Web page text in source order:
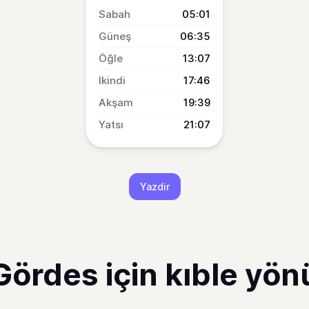
05:01
06:35
13:07
17:46
19:39
21:07
Yazdir
için kıble